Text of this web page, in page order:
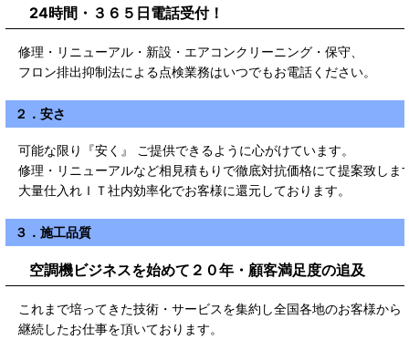
24時間・３６５日電話受付！
修理・リニューアル・新設・エアコンクリーニング・保守、
フロン排出抑制法による点検業務はいつでもお電話ください。
２．安さ
可能な限り『安く』 ご提供できるように心がけています。
修理・リニューアルなど相見積もりで徹底対抗価格にて提案致しま
大量仕入れＩＴ社内効率化でお客様に還元しております。
３．施工品質
空調機ビジネスを始めて２０年・顧客満足度の追及
これまで培ってきた技術・サービスを集約し全国各地のお客様から
継続したお仕事を頂いております。